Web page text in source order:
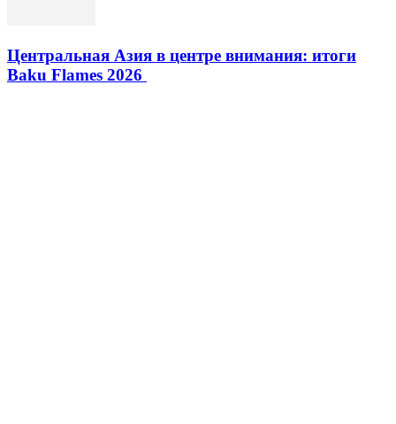
Центральная Азия в центре внимания: итоги
Baku Flames 2026